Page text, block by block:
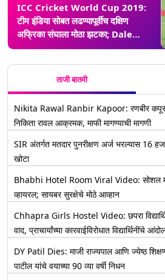
ICC Cricket World Cup 2019:
टीम इंडिया सोबत लढण्यापूर्वीच दक्षिण
अफ्रिका संघाला मोठा झटका; Dale
Steyn वर्ल्ड कप 2019 मधून बाहेर
ताजी बातमी
Nikita Rawal Ranbir Kapoor: रणबीर
निकिता रावल आक्रमक, माफी मागण्याची मागणी
SIR अंतर्गत मतदार पुनरीक्षण अर्ज भरल्यास 16
खोटा
Bhabhi Hotel Room Viral Video: सोशल
व्हायरल; सायबर सुरक्षेचे मोठे आव्हान
Chhapra Girls Hostel Video: छपरा
वाद, प्राचार्यांच्या कारवाईविरोधात विद्यार्थिनींचे
DY Patil Dies: माजी राज्यपाल आणि ज्येष्ठ
पाटील यांचे वयाच्या 90 व्या वर्षी निधन